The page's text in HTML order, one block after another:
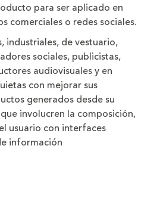
para ser aplicado en
comerciales o redes sociales.
industriales, de vestuario,
sociales, publicistas,
audiovisuales y en
con mejorar sus
generados desde su
involucren la composición,
usuario con interfaces
información